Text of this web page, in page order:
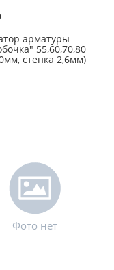
арматуры
55,60,70,80
стенка 2,6мм)